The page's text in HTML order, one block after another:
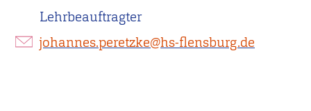
English
Lehrbeauftragter
johannes.peretzke@hs-flensburg.de